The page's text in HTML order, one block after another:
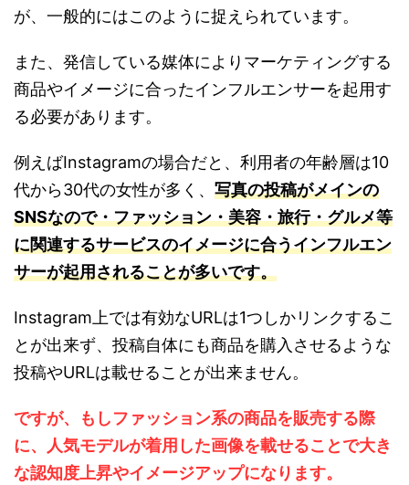
が、一般的にはこのように捉えられています。
また、発信している媒体によりマーケティングする
商品やイメージに合ったインフルエンサーを起用す
る必要があります。
例えばInstagramの場合だと、利用者の年齢層は10
代から30代の女性が多く、 写真の投稿がメインの
SNSなので・ファッション・美容・旅行・グルメ等
に関連するサービスのイメージに合うインフルエン
サーが起用されることが多いです。
Instagram上では有効なURLは1つしかリンクするこ
とが出来ず、投稿自体にも商品を購入させるような
投稿やURLは載せることが出来ません。
ですが、もしファッション系の商品を販売する際
に、人気モデルが着用した画像を載せることで大き
な認知度上昇やイメージアップになります。